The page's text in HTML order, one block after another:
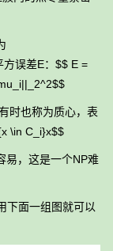
误差E：$$ E =
也称为质心，表
\in C_i}x$$
，这是一个NP难
面一组图就可以